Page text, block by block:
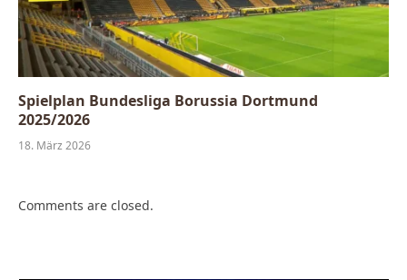
Spielplan Bundesliga Borussia Dortmund
2025/2026
18. März 2026
Comments are closed.